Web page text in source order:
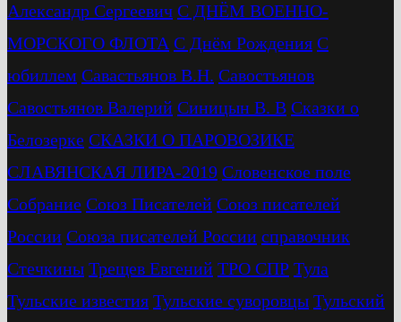
Александр Сергеевич С ДНЁМ ВОЕННО-
МОРСКОГО ФЛОТА С Днём Рождения С
юбиллем Савастьянов В.Н. Савостьянов
Савостьянов Валерий Синицын В. В Сказки о
Белозерке СКАЗКИ О ПАРОВОЗИКЕ
СЛАВЯНСКАЯ ЛИРА-2019 Словенское поле
Собрание Союз Писателей Союз писателей
России Союза писателей России справочник
Стечкины Трещев Евгений ТРО СПР Тула
Тульские известия Тульские суворовцы Тульский